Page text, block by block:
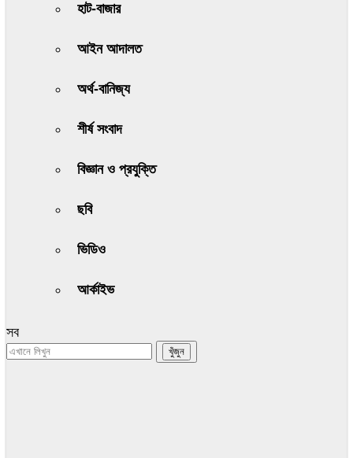
হাট-বাজার
আইন আদালত
অর্থ-বানিজ্য
শীর্ষ সংবাদ
বিজ্ঞান ও প্রযুক্তি
ছবি
ভিডিও
আর্কাইভ
সব